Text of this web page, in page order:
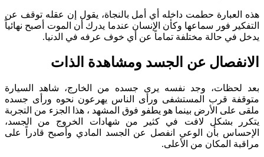
هذه العبارة حطمت داخله أي أمل بالنجاة، يقول إن عقله توقف عن
التفكير فور سماعها وكأن الإنسان عندما يدرك أن الموت أصبح نهائياً
يدخل في حالة مختلفة تماماً عن أي خوف عرفه في الدنيا.
الانفصال عن الجسد ومشاهدة الذات
بعد لحظات، وجد نفسه يرى جسده من الخارج، شاهد السيارة
متوقفة قرب المستشفى ورأى الناس يهرعون نحوه ورأى جسده
ملقى على الأرض بينما هو يطفو فوق المشهد ، هذا الجزء من التجربة
يتكرر بشكل لافت في كثير من شهادات الخروج من الجسد،
الإحساس بأن الوعي انفصل عن الجسد المادي وأصبح قادراً على
مراقبة المكان من الأعلى.